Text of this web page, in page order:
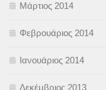
Μάρτιος 2014
Φεβρουάριος 2014
Ιανουάριος 2014
Δεκέμβριος 2013